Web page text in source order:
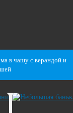
в чашу с верандой и